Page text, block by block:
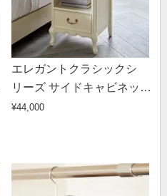
エレガントクラシックシ
リーズ サイドキャビネット
幅40cm高さ50cm
¥44,000